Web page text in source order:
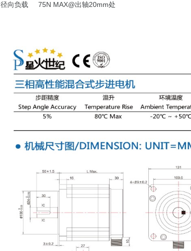
径向负载 75N MAX@出轴20mm处